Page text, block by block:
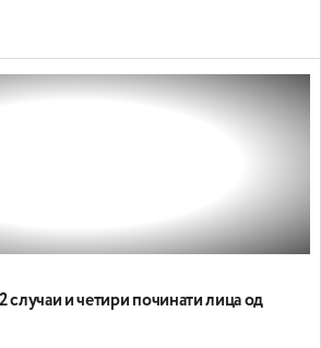
случаи и четири починати лица од